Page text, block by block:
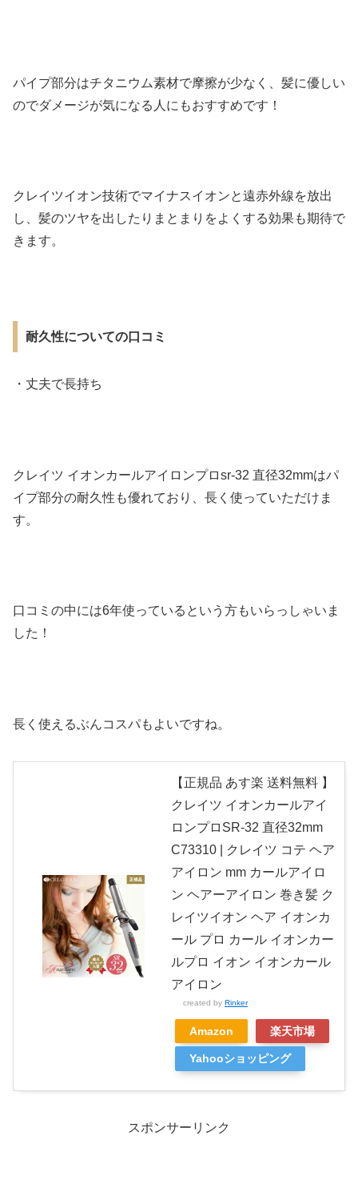
パイプ部分はチタニウム素材で摩擦が少なく、髪に優しい
のでダメージが気になる人にもおすすめです！
クレイツイオン技術でマイナスイオンと遠赤外線を放出
し、髪のツヤを出したりまとまりをよくする効果も期待で
きます。
耐久性についての口コミ
・丈夫で長持ち
クレイツ イオンカールアイロンプロsr-32 直径32mmはパ
イプ部分の耐久性も優れており、長く使っていただけま
す。
口コミの中には6年使っているという方もいらっしゃいま
した！
長く使えるぶんコスパもよいですね。
【正規品 あす楽 送料無料 】
クレイツ イオンカールアイ
ロンプロSR-32 直径32mm
C73310 | クレイツ コテ ヘア
アイロン mm カールアイロ
ン ヘアーアイロン 巻き髪 ク
レイツイオン ヘア イオンカ
ール プロ カール イオンカー
ルプロ イオン イオンカール
アイロン
created by Rinker
Amazon 楽天市場
Yahooショッピング
スポンサーリンク